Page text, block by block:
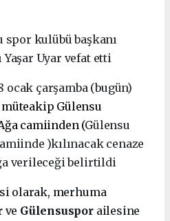
kulübü başkanı
Yaşar Uyar vefat etti
ocak çarşamba (bugün)
Gülensu
camiinden (Gülensu
)kılınacak cenaze
verileceği belirtildi
olarak, merhuma
ve Gülensusporailesine